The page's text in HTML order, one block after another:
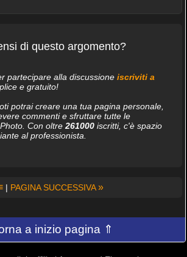
di questo argomento?
partecipare alla discussione iscriviti a
e gratuito!
potrai creare una tua pagina personale,
commenti e sfruttare tutte le
Con oltre 261000iscritti, c'è spazio
al professionista.
| PAGINA SUCCESSIVA»
a inizio pagina ⇑